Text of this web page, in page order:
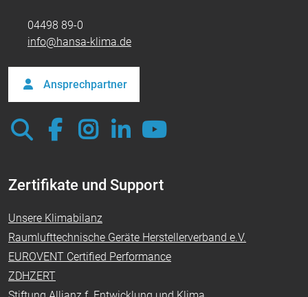
04498 89-0
info@hansa-klima.de
Ansprechpartner
Zertifikate und Support
Unsere Klimabilanz
Raumlufttechnische Geräte Herstellerverband e.V.
EUROVENT Certified Performance
ZDHZERT